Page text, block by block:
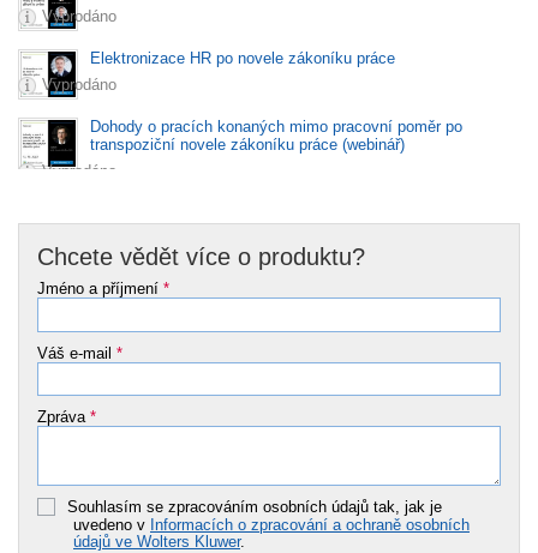
Vyprodáno
Elektronizace HR po novele zákoníku práce
Vyprodáno
Dohody o pracích konaných mimo pracovní poměr po
transpoziční novele zákoníku práce (webinář)
Vyprodáno
Chcete vědět více o produktu?
Jméno a příjmení *
Váš e-mail *
Zpráva *
Souhlasím se zpracováním osobních údajů tak, jak je
uvedeno v Informacích o zpracování a ochraně osobních
údajů ve Wolters Kluwer.